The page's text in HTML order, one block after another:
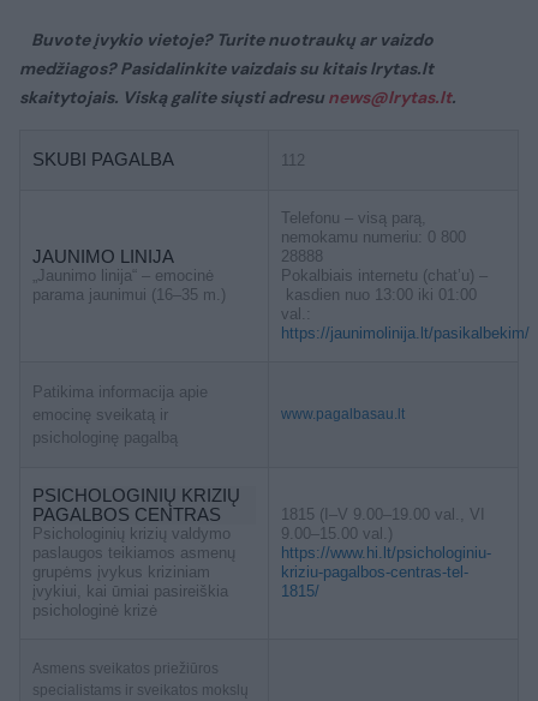
Buvote įvykio vietoje? Turite nuotraukų ar vaizdo
medžiagos? Pasidalinkite vaizdais su kitais lrytas.lt
skaitytojais. Viską galite siųsti adresu news@lrytas.lt.
SKUBI PAGALBA 112
JAUNIMO LINIJA
„Jaunimo linija“ – emocinė
parama jaunimui (16–35 m.)
Telefonu – visą parą,
nemokamu numeriu: 0 800
28888
Pokalbiais internetu (chat’u) –
kasdien nuo 13:00 iki 01:00
val.:
https://jaunimolinija.lt/pasikalbekim/
Patikima informacija apie
emocinę sveikatą ir
psichologinę pagalbą
www.pagalbasau.lt
PSICHOLOGINIŲ KRIZIŲ
PAGALBOS CENTRAS
Psichologinių krizių valdymo
paslaugos teikiamos asmenų
grupėms įvykus kriziniam
įvykiui, kai ūmiai pasireiškia
psichologinė krizė
1815 (I–V 9.00–19.00 val., VI
9.00–15.00 val.)
https://www.hi.lt/psichologiniu-
kriziu-pagalbos-centras-tel-
1815/
Asmens sveikatos priežiūros
specialistams ir sveikatos mokslų